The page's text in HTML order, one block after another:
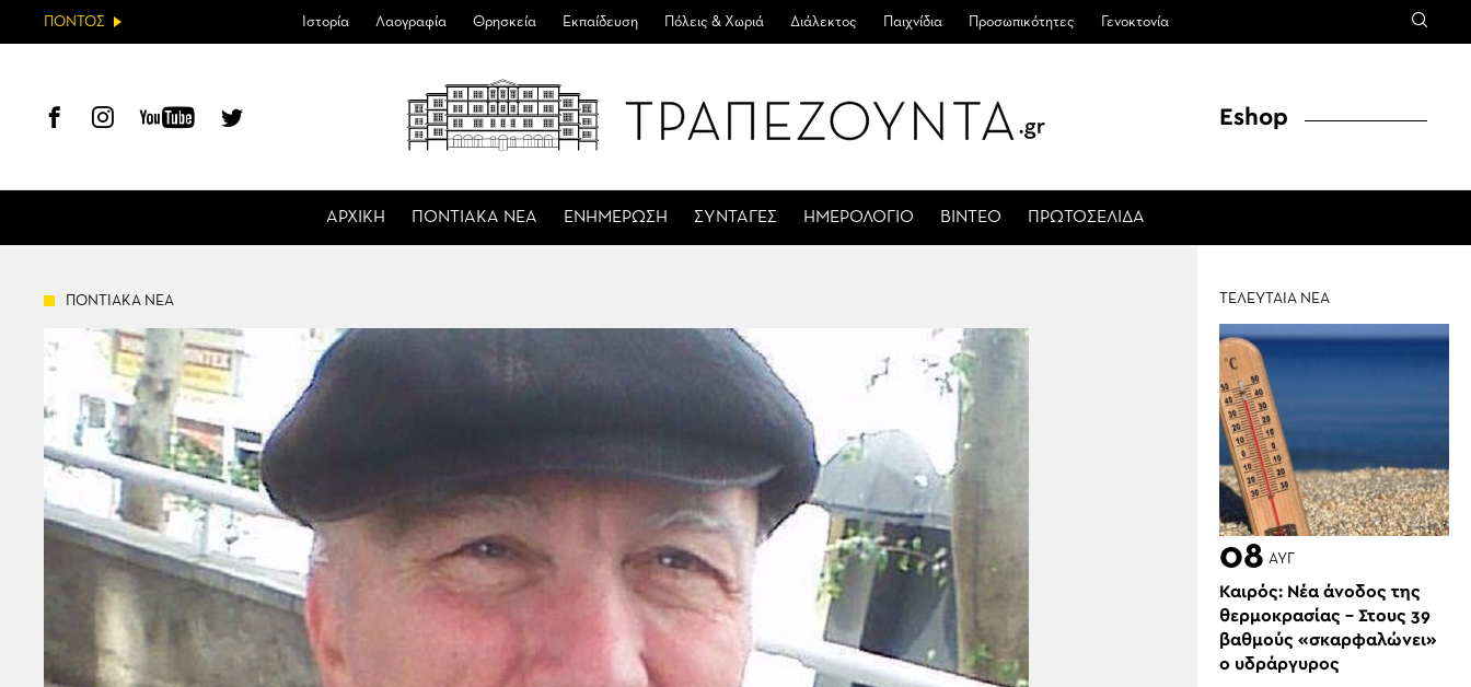
ΠΟΝΤΟΣ Ιστορία Λαογραφία Θρησκεία Εκπαίδευση Πόλεις & Χωριά Διάλεκτος Παιχνίδια Προσωπικότητες Γενοκτονία
ΑΡΧΙΚΗ ΠΟΝΤΙΑΚΑ ΝΕΑ ΕΝΗΜΕΡΩΣΗ ΣΥΝΤΑΓΕΣ ΗΜΕΡΟΛΟΓΙΟ ΒΙΝΤΕΟ ΠΡΩΤΟΣΕΛΙΔΑ
Eshop
ΠΟΝΤΙΑΚΑ ΝΕΑ ΤΕΛΕΥΤΑΙΑ ΝΕΑ
08 ΑΥΓ
Καιρός: Νέα άνοδος της
θερμοκρασίας – Στους 39
βαθμούς «σκαρφαλώνει»
ο υδράργυρος